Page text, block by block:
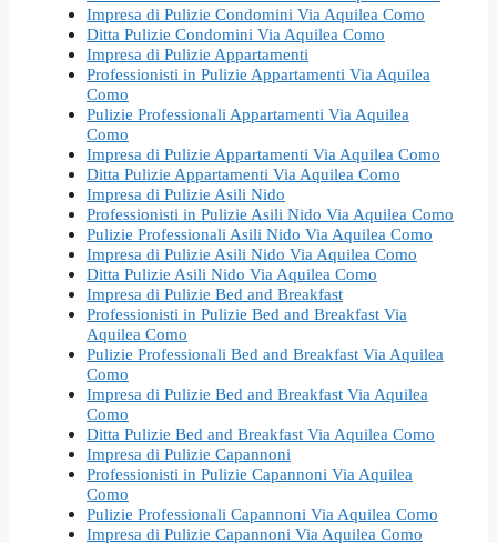
Impresa di Pulizie Condomini Via Aquilea Como
Ditta Pulizie Condomini Via Aquilea Como
Impresa di Pulizie Appartamenti
Professionisti in Pulizie Appartamenti Via Aquilea
Como
Pulizie Professionali Appartamenti Via Aquilea
Como
Impresa di Pulizie Appartamenti Via Aquilea Como
Ditta Pulizie Appartamenti Via Aquilea Como
Impresa di Pulizie Asili Nido
Professionisti in Pulizie Asili Nido Via Aquilea Como
Pulizie Professionali Asili Nido Via Aquilea Como
Impresa di Pulizie Asili Nido Via Aquilea Como
Ditta Pulizie Asili Nido Via Aquilea Como
Impresa di Pulizie Bed and Breakfast
Professionisti in Pulizie Bed and Breakfast Via
Aquilea Como
Pulizie Professionali Bed and Breakfast Via Aquilea
Como
Impresa di Pulizie Bed and Breakfast Via Aquilea
Como
Ditta Pulizie Bed and Breakfast Via Aquilea Como
Impresa di Pulizie Capannoni
Professionisti in Pulizie Capannoni Via Aquilea
Como
Pulizie Professionali Capannoni Via Aquilea Como
Impresa di Pulizie Capannoni Via Aquilea Como